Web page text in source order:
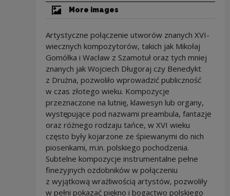
More images
Artystyczne połączenie utworów znanych XVI-
wiecznych kompozytorów, takich jak Mikołaj
Gomółka i Wacław z Szamotuł oraz tych mniej
znanych jak Wojciech Długoraj czy Benedykt
z Drużna, pozwoliło wprowadzić publiczność
w czas złotego wieku. Kompozycje
przeznaczone na lutnię, klawesyn lub organy,
występujące pod nazwami preambula, fantazje
oraz różnego rodzaju tańce, w XVI wieku
często były kojarzone ze śpiewanymi do nich
piosenkami, m.in. polskiego pochodzenia.
Subtelne kompozycje instrumentalne pełne
finezyjnych ozdobników w połączeniu
z wyjątkową wrażliwością artystów, pozwoliły
w pełni pokazać piękno i bogactwo polskiego